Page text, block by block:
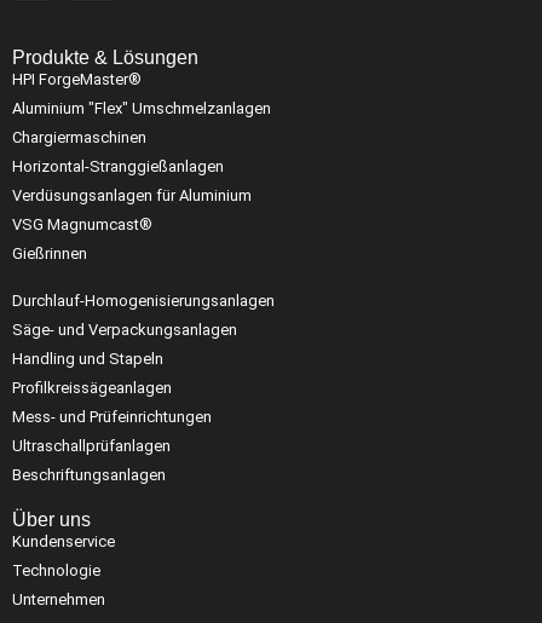
Produkte & Lösungen
HPI ForgeMaster®
Aluminium "Flex" Umschmelzanlagen
Chargiermaschinen
Horizontal-Stranggießanlagen
Verdüsungsanlagen für Aluminium
VSG Magnumcast®
Gießrinnen
Durchlauf-Homogenisierungsanlagen
Säge- und Verpackungsanlagen
Handling und Stapeln
Profilkreissägeanlagen
Mess- und Prüfeinrichtungen
Ultraschallprüfanlagen
Beschriftungsanlagen
Über uns
Kundenservice
Technologie
Unternehmen